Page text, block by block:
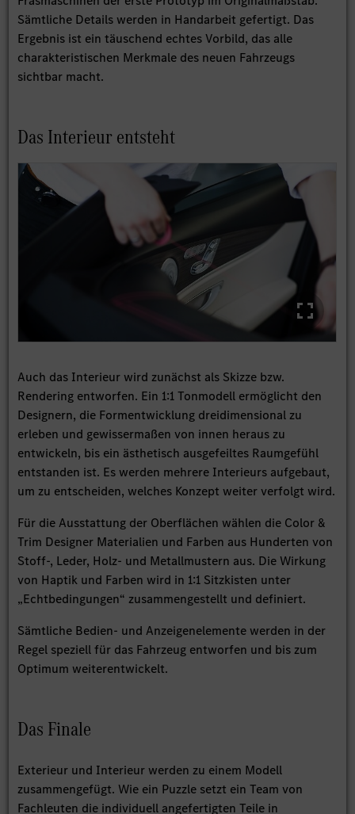
Sämtliche Details werden in Handarbeit gefertigt. Das
Ergebnis ist ein täuschend echtes Vorbild, das alle
charakteristischen Merkmale des neuen Fahrzeugs
sichtbar macht.
Das Interieur entsteht
Auch das Interieur wird zunächst als Skizze bzw.
Rendering entworfen. Ein 1:1 Tonmodell ermöglicht den
Designern, die Formentwicklung dreidimensional zu
erleben und gewissermaßen von innen heraus zu
entwickeln, bis ein ästhetisch ausgefeiltes Raumgefühl
entstanden ist. Es werden mehrere Interieurs aufgebaut,
um zu entscheiden, welches Konzept weiter verfolgt wird.
Für die Ausstattung der Oberflächen wählen die Color &
Trim Designer Materialien und Farben aus Hunderten von
Stoff-, Leder, Holz- und Metallmustern aus. Die Wirkung
von Haptik und Farben wird in 1:1 Sitzkisten unter
„Echtbedingungen“ zusammengestellt und definiert.
Sämtliche Bedien- und Anzeigenelemente werden in der
Regel speziell für das Fahrzeug entworfen und bis zum
Optimum weiterentwickelt.
Das Finale
Exterieur und Interieur werden zu einem Modell
zusammengefügt. Wie ein Puzzle setzt ein Team von
Fachleuten die individuell angefertigten Teile in